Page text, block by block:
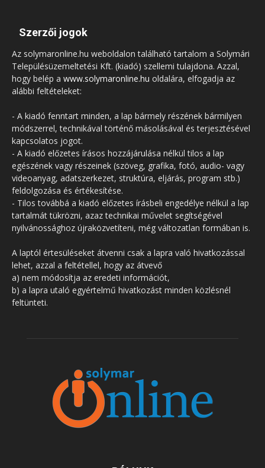
Szerzői jogok
Az solymaronline.hu weboldalon található tartalom a Solymári
Településüzemeltetési Kft. (kiadó) szellemi tulajdona. Azzal,
hogy belép a www.solymaronline.hu oldalára, elfogadja az
alábbi feltételeket:
- A kiadó fenntart minden, a lap bármely részének bármilyen
módszerrel, technikával történő másolásával és terjesztésével
kapcsolatos jogot.
- A kiadó előzetes írásos hozzájárulása nélkül tilos a lap
egészének vagy részeinek (szöveg, grafika, fotó, audio- vagy
videoanyag, adatszerkezet, struktúra, eljárás, program stb.)
feldolgozása és értékesítése.
- Tilos továbbá a kiadó előzetes írásbeli engedélye nélkül a lap
tartalmát tükrözni, azaz technikai művelet segítségével
nyilvánossághoz újraközvetíteni, még változatlan formában is.
A laptól értesüléseket átvenni csak a lapra való hivatkozással
lehet, azzal a feltétellel, hogy az átvevő
a) nem módosítja az eredeti információt,
b) a lapra utaló egyértelmű hivatkozást minden közlésnél
feltünteti.